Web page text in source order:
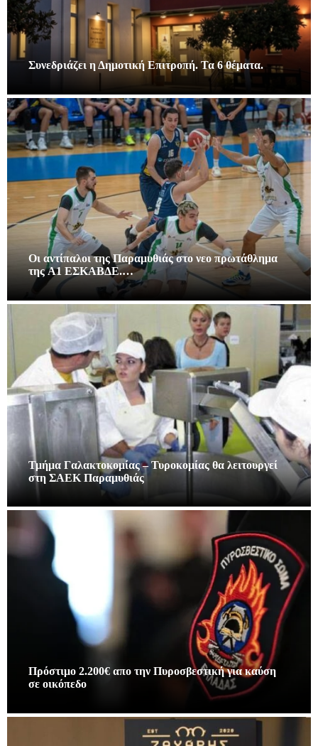
Συνεδριάζει η Δημοτική Επιτροπή. Τα 6 θέματα.
Οι αντίπαλοι της Παραμυθιάς στο νεο πρωτάθλημα
της A1 ΕΣΚΑΒΔΕ.…
Τμήμα Γαλακτοκομίας – Τυροκομίας θα λειτουργεί
στη ΣΑΕΚ Παραμυθιάς
Πρόστιμο 2.200€ απο την Πυροσβεστική για καύση
σε οικόπεδο